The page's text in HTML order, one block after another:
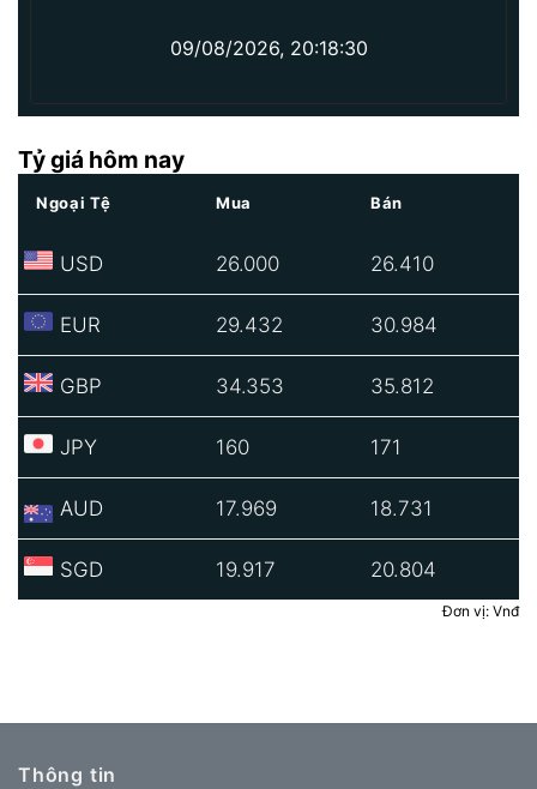
09/08/2026, 20:18:30
Tỷ giá hôm nay
Ngoại Tệ Mua Bán
USD 26.000 26.410
EUR 29.432 30.984
GBP 34.353 35.812
JPY 160 171
AUD 17.969 18.731
SGD 19.917 20.804
Đơn vị: Vnđ
Thông tin